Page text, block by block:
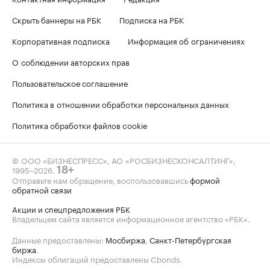
Скрыть баннеры на РБК
Подписка на РБК
Корпоративная подписка
Информация об ограничениях
О соблюдении авторских прав
Пользовательское соглашение
Политика в отношении обработки персональных данных
Политика обработки файлов cookie
© ООО «БИЗНЕСПРЕСС», АО «РОСБИЗНЕСКОНСАЛТИНГ»,
1995–2026 18+
Отправьте нам обращение, воспользовавшисьформой
обратной связи
Акции и спецпредложения РБК
Владельцем сайта является информационное агентство «РБК».
Данные предоставлены: Мосбиржа Санкт-Петербургская
биржа
Индексы облигаций предоставлены Cbonds.